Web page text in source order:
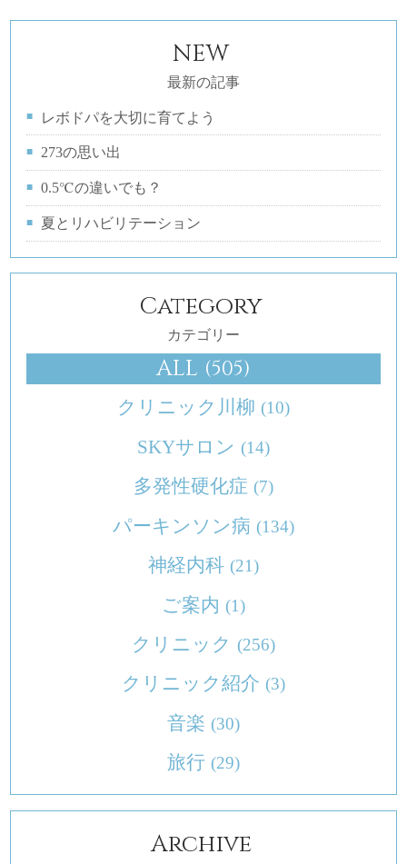
NEW
最新の記事
レボドパを大切に育てよう
273の思い出
0.5℃の違いでも？
夏とリハビリテーション
Category
カテゴリー
ALL (505)
クリニック川柳 (10)
SKYサロン (14)
多発性硬化症 (7)
パーキンソン病 (134)
神経内科 (21)
ご案内 (1)
クリニック (256)
クリニック紹介 (3)
音楽 (30)
旅行 (29)
Archive